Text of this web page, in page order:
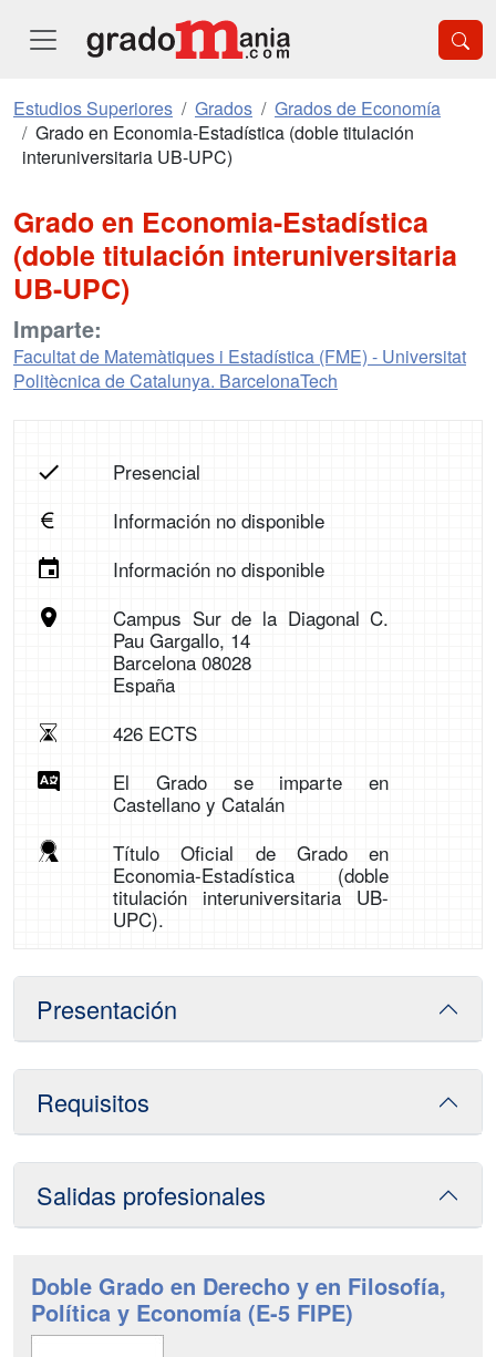
Estudios Superiores Grados
Grados de Economía
Grado en Economia-Estadística (doble titulación
interuniversitaria UB-UPC)
Grado en Economia-Estadística
(doble titulación interuniversitaria
UB-UPC)
Imparte:
Facultat de Matemàtiques i Estadística (FME) - Universitat
Politècnica de Catalunya. BarcelonaTech
Presencial
Información no disponible
Información no disponible
Campus Sur de la Diagonal C.
Pau Gargallo, 14
Barcelona 08028
España
426 ECTS
El Grado se imparte en
Castellano y Catalán
Título Oficial de Grado en
Economia-Estadística (doble
titulación interuniversitaria UB-
UPC).
Presentación
Requisitos
Salidas profesionales
Doble Grado en Derecho y en Filosofía,
Política y Economía (E-5 FIPE)